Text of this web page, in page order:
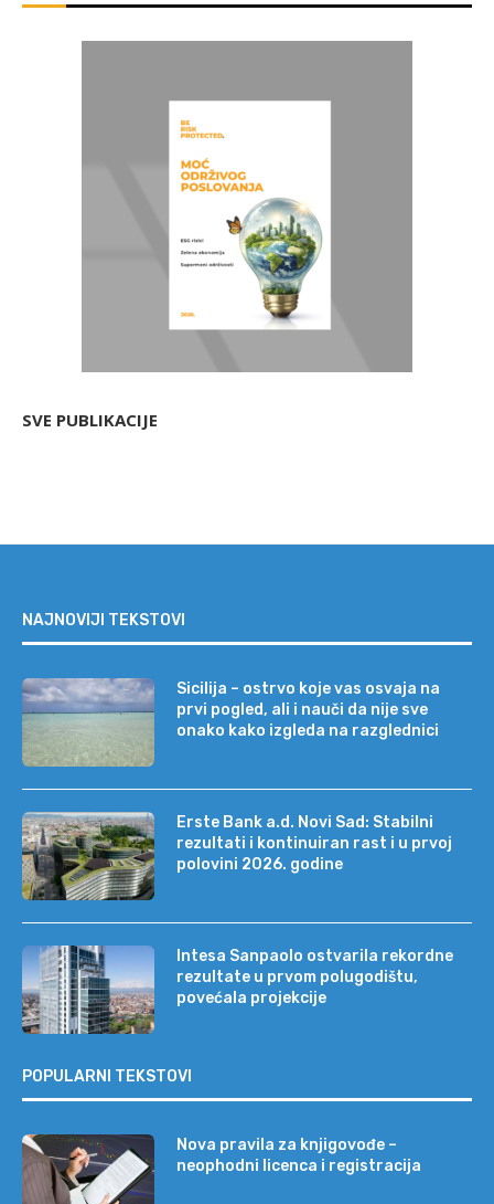
SVE PUBLIKACIJE
NAJNOVIJI TEKSTOVI
Sicilija – ostrvo koje vas osvaja na
prvi pogled, ali i nauči da nije sve
onako kako izgleda na razglednici
Erste Bank a.d. Novi Sad: Stabilni
rezultati i kontinuiran rast i u prvoj
polovini 2026. godine
Intesa Sanpaolo ostvarila rekordne
rezultate u prvom polugodištu,
povećala projekcije
POPULARNI TEKSTOVI
Nova pravila za knjigovođe –
neophodni licenca i registracija